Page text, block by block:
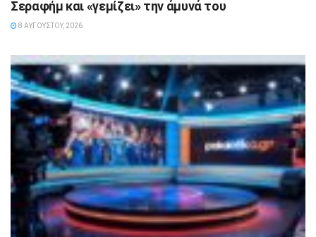
Σεραφήμ και «γεμίζει» την άμυνά του
8 ΑΥΓΟΎΣΤΟΥ, 2026